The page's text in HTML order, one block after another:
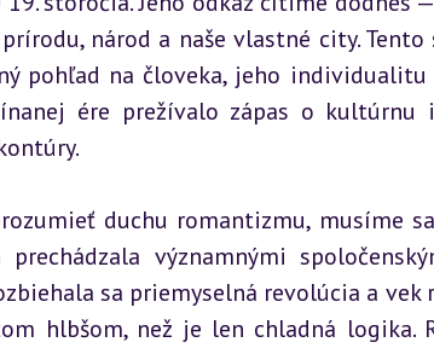
národ a naše vlastné city.
pohľad na človeka, jeho
ére prežívalo zápas o
duchu romantizmu, musíme
prechádzala významnými
sa priemyselná revolúcia a
hlbšom, než je len chladná